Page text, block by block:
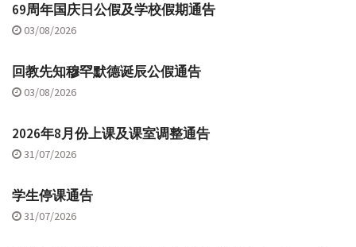
69周年国庆日公假及学校假期通告
03/08/2026
回教先知穆罕默德诞辰公假通告
03/08/2026
2026年8月份上课及课室调整通告
31/07/2026
学生停课通告
31/07/2026